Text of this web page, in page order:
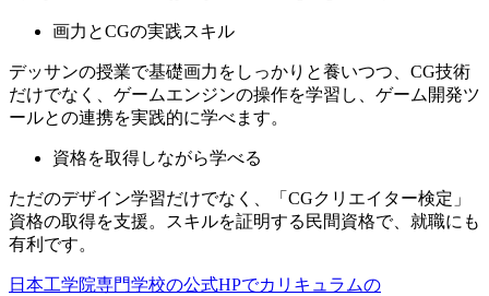
画力とCGの実践スキル
デッサンの授業で基礎画力をしっかりと養いつつ、CG技術
だけでなく、 ゲームエンジンの操作を学習 し、ゲーム開発ツ
ールとの連携を実践的に学べます。
資格を取得しながら学べる
ただのデザイン学習だけでなく、「CGクリエイター検定」
資格の取得を支援。スキルを証明する民間資格で、 就職にも
有利です。
日本工学院専門学校の公式HPでカリキュラムの